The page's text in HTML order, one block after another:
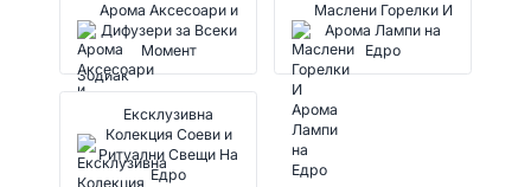
Арома Аксесоари и
Дифузери за Всеки
Момент
Маслени Горелки И
Арома Лампи на
Едро
Ексклузивна
Колекция Соеви и
Ритуални Свещи На
Едро